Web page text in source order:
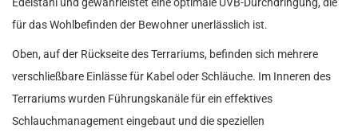
für das Wohlbefinden der Bewohner unerlässlich ist.
Oben, auf der Rückseite des Terrariums, befinden sich mehrere
verschließbare Einlässe für Kabel oder Schläuche. Im Inneren des
Terrariums wurden Führungskanäle für ein effektives
Schlauchmanagement eingebaut und die speziellen